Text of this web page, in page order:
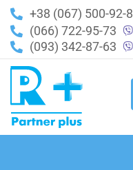
+38 (067) 500-92-
(066) 722-95-73
(093) 342-87-63